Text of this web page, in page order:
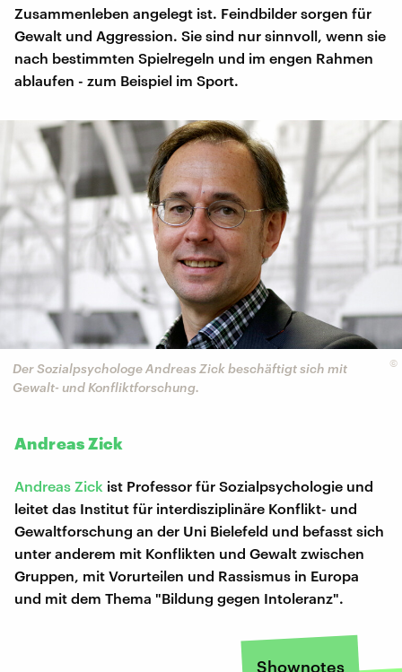
Zusammenleben angelegt ist. Feindbilder sorgen für
Gewalt und Aggression. Sie sind nur sinnvoll, wenn sie
nach bestimmten Spielregeln und im engen Rahmen
ablaufen - zum Beispiel im Sport.
©
Der Sozialpsychologe Andreas Zick beschäftigt sich mit
Gewalt- und Konfliktforschung.
Andreas Zick
Andreas Zick ist Professor für Sozialpsychologie und
leitet das Institut für interdisziplinäre Konflikt- und
Gewaltforschung an der Uni Bielefeld und befasst sich
unter anderem mit Konflikten und Gewalt zwischen
Gruppen, mit Vorurteilen und Rassismus in Europa
und mit dem Thema "Bildung gegen Intoleranz".
Shownotes